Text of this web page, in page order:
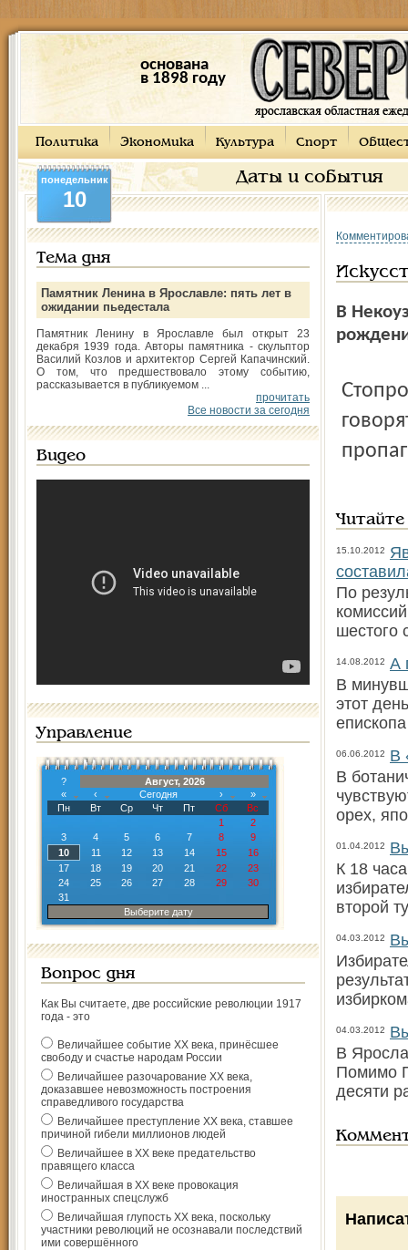
основана
в 1898 году
Политика Экономика Культура Спорт
Даты и события
понедельник
10
Тема дня
Памятник Ленина в Ярославле: пять лет в
ожидании пьедестала
Памятник Ленину в Ярославле был открыт 23
декабря 1939 года. Авторы памятника - скульптор
Василий Козлов и архитектор Сергей Капачинский.
О том, что предшествовало этому событию,
рассказывается в публикуемом ...
прочитать
Все новости за сегодня
Видео
Управление
?
Август, 2026
«
‹ Сегодня ›
»
Пн
Вт Ср Чт Пт Сб
Вс
1
2
3
4 5 6 7 8
9
10
11 12 13 14 15
16
17
18 19 20 21 22
23
24
25 26 27 28 29
30
31
Выберите дату
Вопрос дня
Как Вы считаете, две российские революции 1917
года - это
Величайшее событие ХХ века, принёсшее
свободу и счастье народам России
Величайшее разочарование ХХ века,
доказавшее невозможность построения
справедливого государства
Величайшее преступление ХХ века, ставшее
причиной гибели миллионов людей
Величайшее в ХХ веке предательство
правящего класса
Величайшая в ХХ веке провокация
иностранных спецслужб
Величайшая глупость ХХ века, поскольку
участники революций не осознавали последствий
ими совершённого
В
Стопроцентной явки здесь не было давно, люди даже
15.10.2012
По
шестого
14.08.2012 А
В
этот
06.06.2012
В
В
орех,
01.04.2012
К 18
второй
04.03.2012
04.03.2012
В
Помимо
десяти